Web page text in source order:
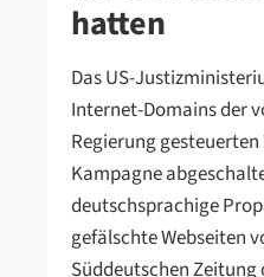
hatten
Das US-
Internet-Domains der
Regierung
Kampagne
deutschsprachige
gefälschte Webseiten
Süddeutschen